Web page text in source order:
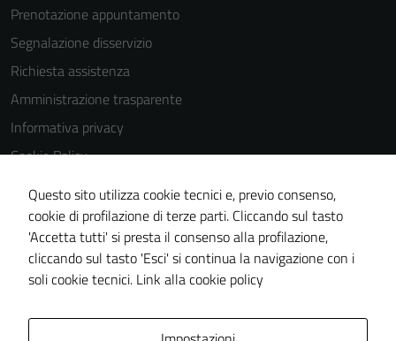
Prenotazione appuntamento
Segnalazione disservizio
Richiesta assistenza
Amministrazione trasparente
Informativa privacy
Cookie Policy
Note legali
Dichiarazione di accessibilità
Piano di miglioramento del sito
Statistiche sito web
Questo sito utilizza cookie tecnici e, previo consenso,
cookie di profilazione di terze parti. Cliccando sul tasto
'Accetta tutti' si presta il consenso alla profilazione,
cliccando sul tasto 'Esci' si continua la navigazione con i
soli cookie tecnici. Link alla cookie policy